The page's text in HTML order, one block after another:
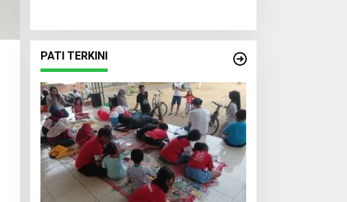
PATI TERKINI